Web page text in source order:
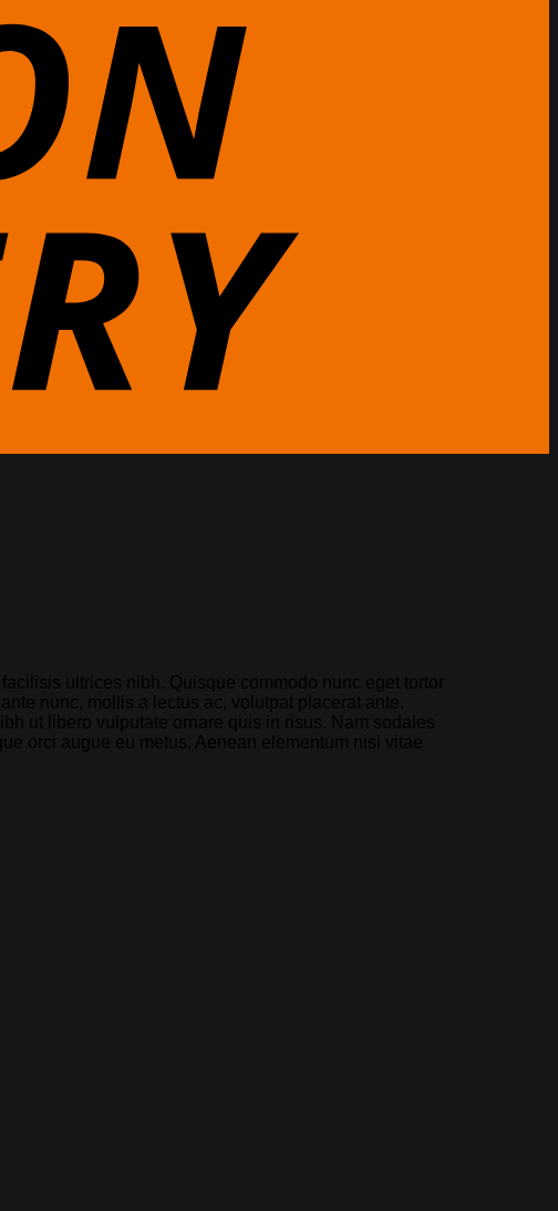
ultrices nibh. Quisque commodo nunc eget tortor
nunc, mollis a lectus ac, volutpat placerat ante.
ut libero vulputate ornare quis in risus. Nam sodales
orci augue eu metus. Aenean elementum nisi vitae